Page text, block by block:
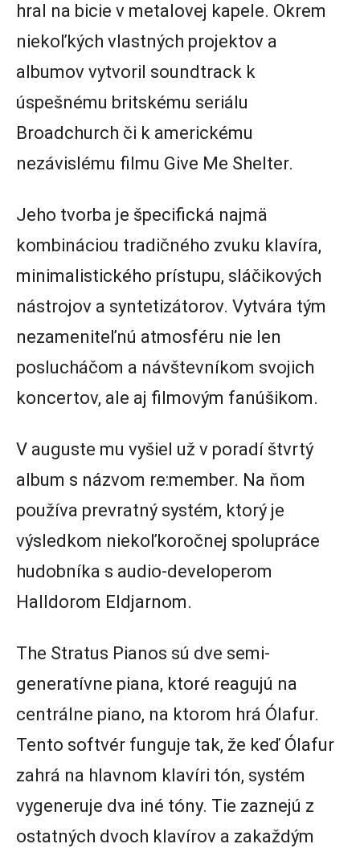
hral na bicie v metalovej kapele. Okrem
niekoľkých vlastných projektov a
albumov vytvoril soundtrack k
úspešnému britskému seriálu
Broadchurch či k americkému
nezávislému filmu Give Me Shelter.
Jeho tvorba je špecifická najmä
kombináciou tradičného zvuku klavíra,
minimalistického prístupu, sláčikových
nástrojov a syntetizátorov. Vytvára tým
nezameniteľnú atmosféru nie len
poslucháčom a návštevníkom svojich
koncertov, ale aj filmovým fanúšikom.
V auguste mu vyšiel už v poradí štvrtý
album s názvom re:member. Na ňom
používa prevratný systém, ktorý je
výsledkom niekoľkoročnej spolupráce
hudobníka s audio-developerom
Halldorom Eldjarnom.
The Stratus Pianos sú dve semi-
generatívne piana, ktoré reagujú na
centrálne piano, na ktorom hrá Ólafur.
Tento softvér funguje tak, že keď Ólafur
zahrá na hlavnom klavíri tón, systém
vygeneruje dva iné tóny. Tie zaznejú z
ostatných dvoch klavírov a zakaždým